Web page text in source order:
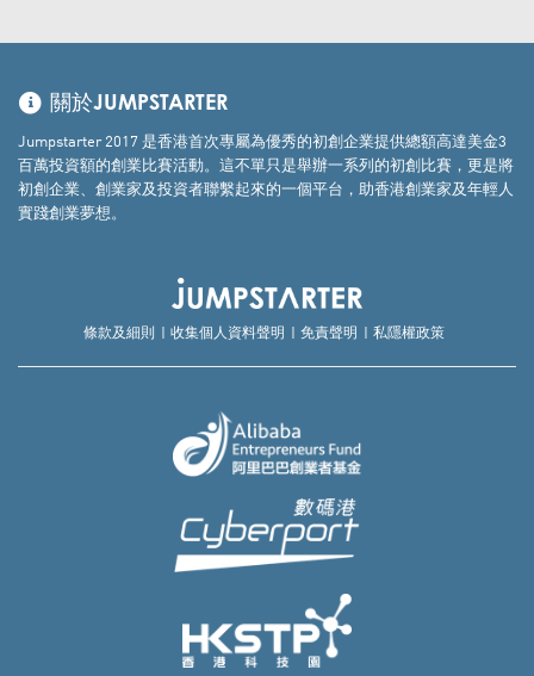
關於JUMPSTARTER
Jumpstarter 2017 是香港首次專屬為優秀的初創企業提供總額高達美金3
百萬投資額的創業比賽活動。這不單只是舉辦一系列的初創比賽，更是將
初創企業、創業家及投資者聯繫起來的一個平台，助香港創業家及年輕人
實踐創業夢想。
條款及細則 收集個人資料聲明 免責聲明 私隱權政策